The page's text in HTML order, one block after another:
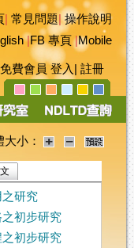
常見問題|操作說明
|FB 專頁|Mobile
免費會員 登入 註冊
大小：
研究
初步研究
初步研究